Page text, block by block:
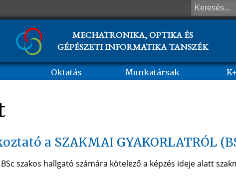
MECHATRONIKA, OPTIKA ÉS
GÉPÉSZETI INFORMATIKA TANSZÉK
Oktatás Munkatársak
a SZAKMAI GYAKORLATRÓL
szakos hallgató számára kötelező a képzés ideje alatt